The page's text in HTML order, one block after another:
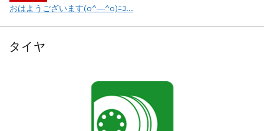
おはようございます(o^―^o)ﾆｺ...
タイヤ